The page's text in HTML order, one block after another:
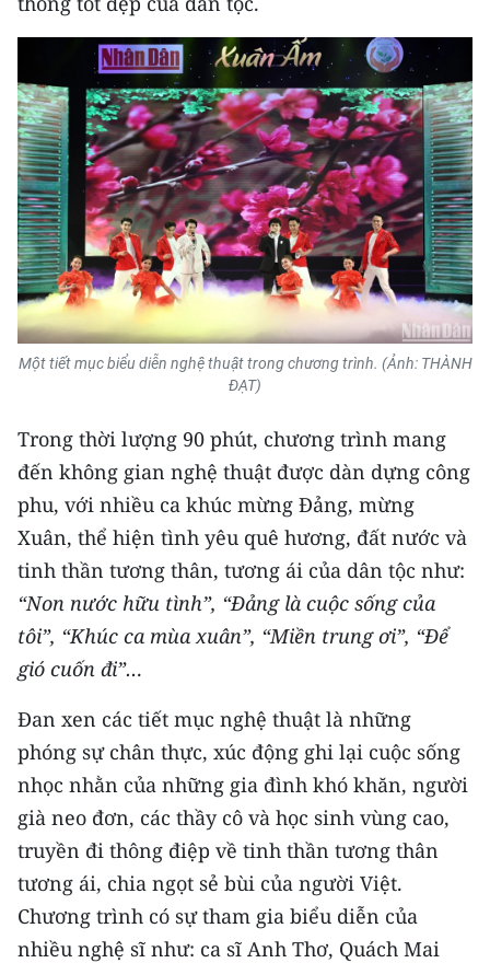
Một tiết mục biểu diễn nghệ thuật trong chương trình. (Ảnh: THÀNH
ĐẠT)
Trong thời lượng 90 phút, chương trình mang
đến không gian nghệ thuật được dàn dựng công
phu, với nhiều ca khúc mừng Đảng, mừng
Xuân, thể hiện tình yêu quê hương, đất nước và
tinh thần tương thân, tương ái của dân tộc như:
“Non nước hữu tình”, “Đảng là cuộc sống của
tôi”, “Khúc ca mùa xuân”, “Miền trung ơi”, “Để
gió cuốn đi”…
Đan xen các tiết mục nghệ thuật là những
phóng sự chân thực, xúc động ghi lại cuộc sống
nhọc nhằn của những gia đình khó khăn, người
già neo đơn, các thầy cô và học sinh vùng cao,
truyền đi thông điệp về tinh thần tương thân
tương ái, chia ngọt sẻ bùi của người Việt.
Chương trình có sự tham gia biểu diễn của
nhiều nghệ sĩ như: ca sĩ Anh Thơ, Quách Mai